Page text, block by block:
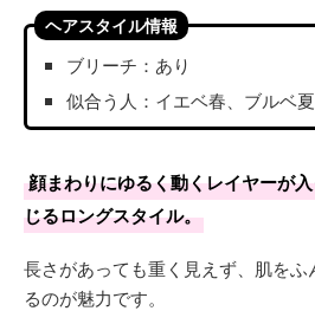
ヘアスタイル情報
ブリーチ：あり
似合う人：イエベ春、ブルベ夏
顔まわりにゆるく動くレイヤーが
じるロングスタイル。
長さがあっても重く見えず、肌を
るのが魅力です。